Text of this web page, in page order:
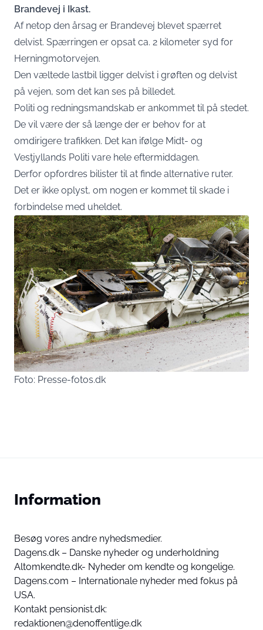
Brandevej i Ikast.
Af netop den årsag er Brandevej blevet spærret
delvist. Spærringen er opsat ca. 2 kilometer syd for
Herningmotorvejen.
Den væltede lastbil ligger delvist i grøften og delvist
på vejen, som det kan ses på billedet.
Politi og redningsmandskab er ankommet til på stedet.
De vil være der så længe der er behov for at
omdirigere trafikken. Det kan ifølge Midt- og
Vestjyllands Politi vare hele eftermiddagen.
Derfor opfordres bilister til at finde alternative ruter.
Det er ikke oplyst, om nogen er kommet til skade i
forbindelse med uheldet.
Foto: Presse-fotos.dk
Information
Besøg vores andre nyhedsmedier.
Dagens.dk – Danske nyheder og underholdning
Altomkendte.dk- Nyheder om kendte og kongelige.
Dagens.com – Internationale nyheder med fokus på
USA.
Kontakt pensionist.dk:
redaktionen@denoffentlige.dk